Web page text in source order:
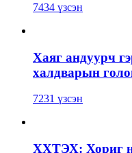
7434 үзсэн
Хаяг андуурч
халдварын
7231 үзсэн
ХХТЭХ: Хориг